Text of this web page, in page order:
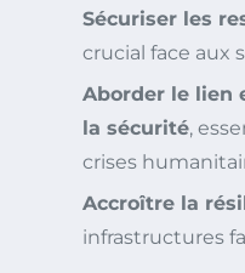
Sécuriser les
crucial face aux
Aborder le lien
la sécurité,
crises
Accroître la
infrastructures